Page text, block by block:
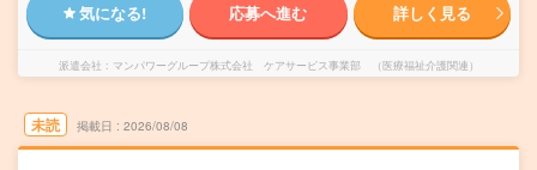
気になる! 応募へ進む 詳しく見る
派遣会社 マンパワーグループ株式会社 ケアサービス事業部 （医療福祉介護関連）
未読 掲載日 2026/08/08